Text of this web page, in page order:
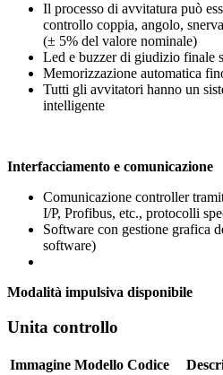
Il processo di avvitatura può
controllo coppia, angolo,
(± 5% del valore nominale)
Led e buzzer di giudizio finale
Memorizzazione automatica
Tutti gli avvitatori hanno un
intelligente
Interfacciamento e comunicazione
Comunicazione controller
I/P, Profibus, etc., protocolli
Software con gestione grafica
software)
Modalità impulsiva disponibile
Unita controllo
Immagine Modello Codice